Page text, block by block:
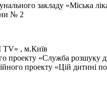
закладу «Міська
№ 2
ТV» , м.Київ
«Служба розшуку
проекту «Цій дитині